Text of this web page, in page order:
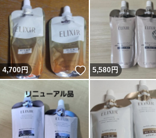
4,700円 いいね！
5,580円